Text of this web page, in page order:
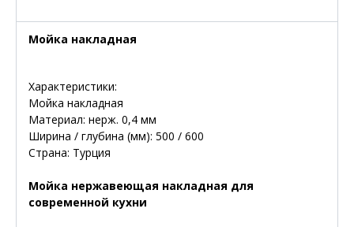
Мойка накладная
Характеристики:
Мойка накладная
Материал: нерж. 0,4 мм
Ширина / глубина (мм): 500 / 600
Страна: Турция
Мойка нержавеющая накладная для
современной кухни